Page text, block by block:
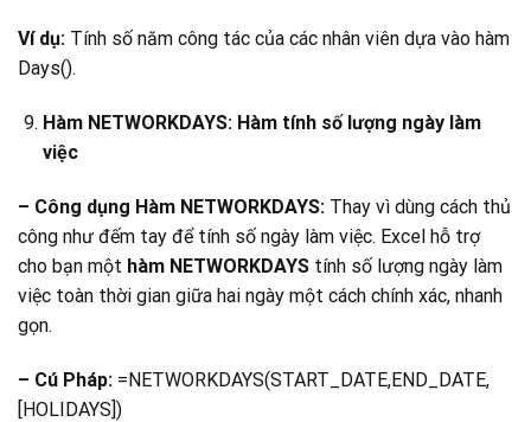
Ví dụ: Tính số năm công tác của các nhân viên dựa vào hàm
Days().
Hàm NETWORKDAYS: Hàm tính số lượng ngày làm
việc
– Công dụng Hàm NETWORKDAYS: Thay vì dùng cách thủ
công như đếm tay để tính số ngày làm việc. Excel hỗ trợ
cho bạn một hàm NETWORKDAYS tính số lượng ngày làm
việc toàn thời gian giữa hai ngày một cách chính xác, nhanh
gọn.
– Cú Pháp: =NETWORKDAYS(START_DATE,END_DATE,
[HOLIDAYS])